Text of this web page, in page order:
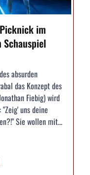
im
Schauspiel
absurden
das Konzept des
Fiebig) wird
uns deine
Sie wollen mit...